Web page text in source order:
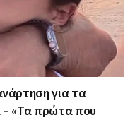
για τα
– «Τα πρώτα που